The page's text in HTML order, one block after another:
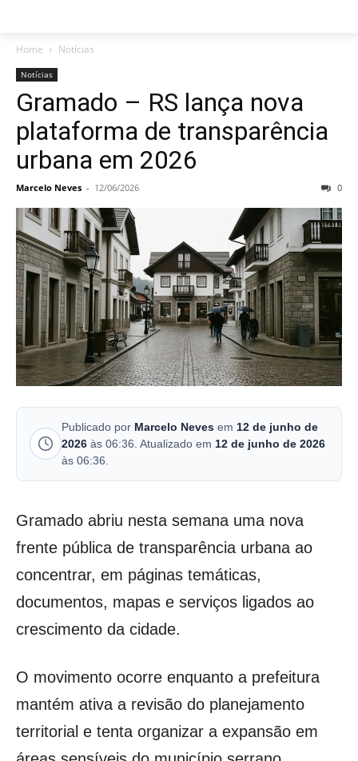
Home Notícias
Notícias
Gramado – RS lança nova
plataforma de transparência
urbana em 2026
Marcelo Neves - 12/06/2026 0
Publicado por Marcelo Neves em 12 de junho de
2026 às 06:36. Atualizado em 12 de junho de 2026
às 06:36.
Gramado abriu nesta semana uma nova
frente pública de transparência urbana ao
concentrar, em páginas temáticas,
documentos, mapas e serviços ligados ao
crescimento da cidade.
O movimento ocorre enquanto a prefeitura
mantém ativa a revisão do planejamento
territorial e tenta organizar a expansão em